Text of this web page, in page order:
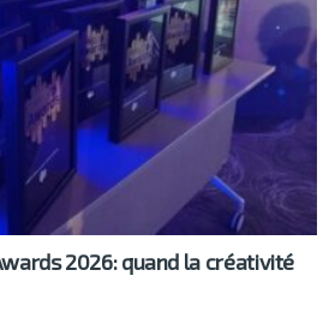
2026: quand la créativité